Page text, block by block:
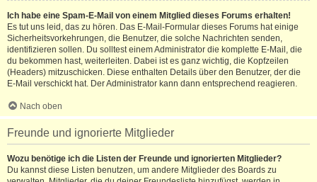
Ich habe eine Spam-E-Mail von einem Mitglied dieses Forums erhalten!
Es tut uns leid, das zu hören. Das E-Mail-Formular dieses Forums hat einige
Sicherheitsvorkehrungen, die Benutzer, die solche Nachrichten senden,
identifizieren sollen. Du solltest einem Administrator die komplette E-Mail, die
du bekommen hast, weiterleiten. Dabei ist es ganz wichtig, die Kopfzeilen
(Headers) mitzuschicken. Diese enthalten Details über den Benutzer, der die
E-Mail verschickt hat. Der Administrator kann dann entsprechend reagieren.
Nach oben
Freunde und ignorierte Mitglieder
Wozu benötige ich die Listen der Freunde und ignorierten Mitglieder?
Du kannst diese Listen benutzen, um andere Mitglieder des Boards zu